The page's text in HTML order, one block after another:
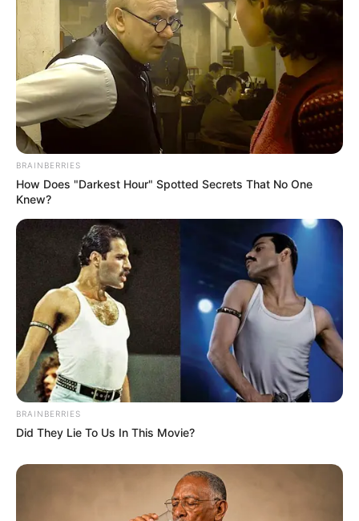
BRAINBERRIES
How Does "Darkest Hour" Spotted Secrets That No One
Knew?
BRAINBERRIES
Did They Lie To Us In This Movie?